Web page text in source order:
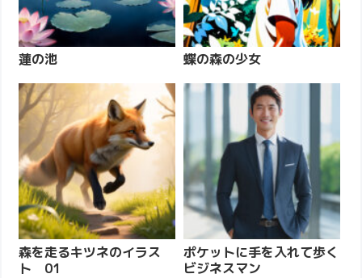
蓮の池 蝶の森の少女
森を走るキツネのイラス
ト 01
ポケットに手を入れて歩く
ビジネスマン